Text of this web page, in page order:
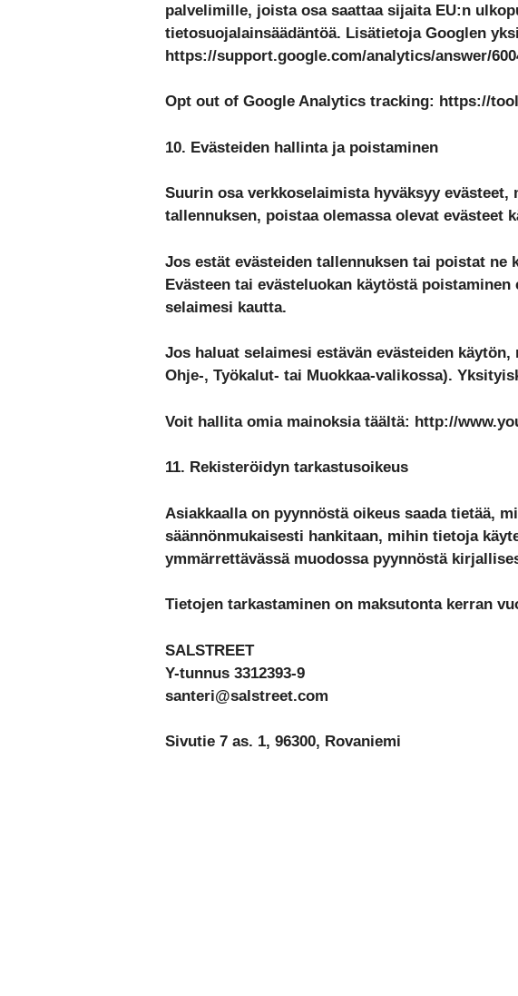
palvelimille, joista osa saattaa sijaita EU:n
tietosuojalainsäädäntöä. Lisätietoja Googlen
https://support.google.com/analytics/answer/
Opt out of Google Analytics tracking: https://
10. Evästeiden hallinta ja poistaminen
Suurin osa verkkoselaimista hyväksyy
tallennuksen, poistaa olemassa olevat evästeet
Jos estät evästeiden tallennuksen tai poistat
Evästeen tai evästeluokan käytöstä
selaimesi kautta.
Jos haluat selaimesi estävän evästeiden
Ohje-, Työkalut- tai Muokkaa-valikossa).
Voit hallita omia mainoksia täältä: http://
11. Rekisteröidyn tarkastusoikeus
Asiakkaalla on pyynnöstä oikeus saada tietää,
säännönmukaisesti hankitaan, mihin tietoja
ymmärrettävässä muodossa pyynnöstä
Tietojen tarkastaminen on maksutonta kerran
SALSTREET
Y-tunnus 3312393-9
santeri@salstreet.com
Sivutie 7 as. 1, 96300, Rovaniemi